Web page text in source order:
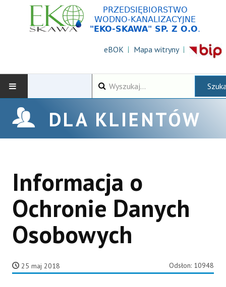
eBOK Mapa witryny
KONTAKT
O SPÓŁCE
DLA KLIENTÓW
Informacja o
Ochronie Danych
Osobowych
25 maj 2018 Odsłon: 10948